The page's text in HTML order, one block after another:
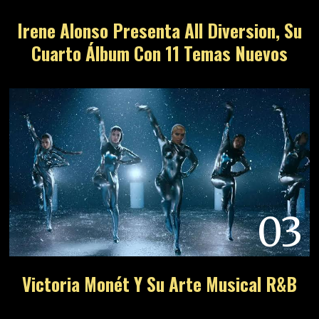
Irene Alonso Presenta All Diversion, Su
Cuarto Álbum Con 11 Temas Nuevos
03
Victoria Monét Y Su Arte Musical R&B